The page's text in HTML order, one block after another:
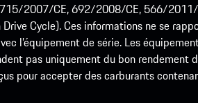
2007/CE, 692/2008/CE, 566/
Cycle). Ces informations ne se
l’équipement de série. Les
pas uniquement du bon
pour accepter des carburants